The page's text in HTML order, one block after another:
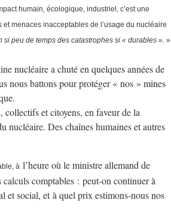
humain, écologique, industriel, c’est une
menaces inacceptables de l’usage du nucléaire
si peu de temps des catastrophes si « durables ». »
nucléaire a chuté en quelques années de
nous battons pour protéger « nos » mines
et citoyens, en faveur de la
nucléaire. Des chaînes humaines et autres
à l’heure où le ministre allemand de
comptables : peut-on continuer à
et social, et à quel prix estimons-nous nos